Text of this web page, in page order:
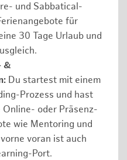
und Sabbatical-
für
30 Tage Urlaub und
&
Du startest mit einem
Prozess und hast
oder Präsenz-
wie Mentoring und
voran ist auch
Port.